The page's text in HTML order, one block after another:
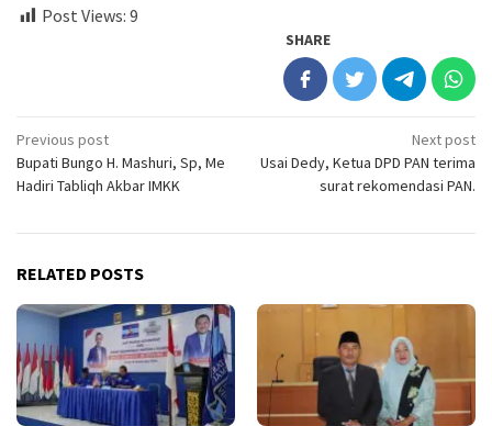
Post Views: 9
SHARE
Post
navigation
Previous post
Bupati Bungo H. Mashuri, Sp, Me
Hadiri Tabliqh Akbar IMKK
Next post
Usai Dedy, Ketua DPD PAN terima
surat rekomendasi PAN.
RELATED POSTS